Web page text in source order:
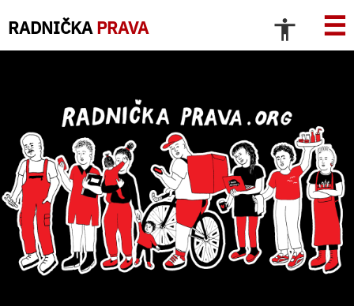
RADNIČKA PRAVA ☰